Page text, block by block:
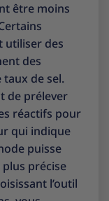
être moins
utiliser des
des
de sel.
de prélever
réactifs pour
qui indique
puisse
précise
l’outil